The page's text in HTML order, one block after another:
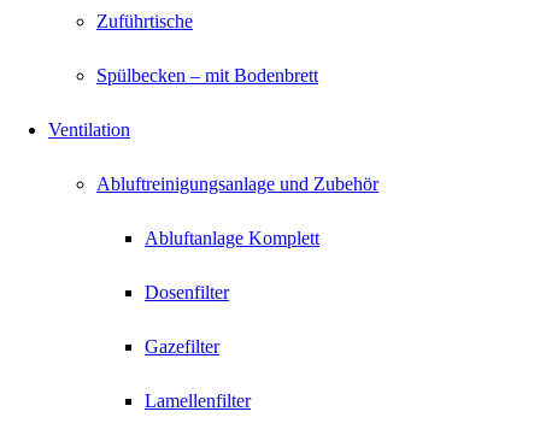
Zuführtische
Spülbecken – mit Bodenbrett
Ventilation
Abluftreinigungsanlage und Zubehör
Abluftanlage Komplett
Dosenfilter
Gazefilter
Lamellenfilter